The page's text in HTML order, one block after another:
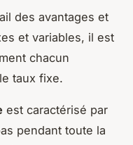
des avantages et
et variables, il est
chacun
taux fixe.
est caractérisé par
pendant toute la